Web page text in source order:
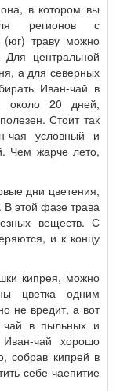
в котором вы
регионов с
(юг) траву можно
центральной
а для северных
Иван-чай в
около 20 дней,
Стоит так
чая условный и
Чем жарче лето,
дни цветения,
В этой фазе трава
веществ. С
и к концу
кипрея, можно
цветка одним
не вредит, а вот
чай в пыльных и
Иван-чай хорошо
собрав кипрей в
себе чаепитие